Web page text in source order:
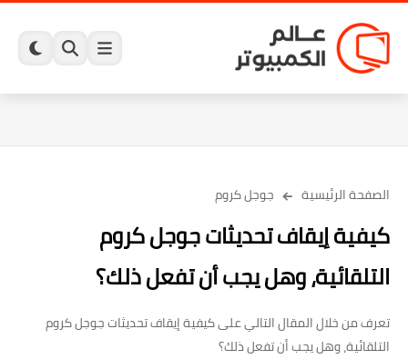
الصفحة الرئيسية جوجل كروم
كيفية إيقاف تحديثات جوجل كروم
التلقائية، وهل يجب أن تفعل ذلك؟
تعرف من خلال المقال التالي على كيفية إيقاف تحديثات جوجل كروم
التلقائية، وهل يجب أن تفعل ذلك؟